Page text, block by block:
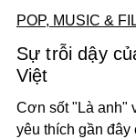
POP, MUSIC &
Sự trỗi dậy
Việt
Cơn sốt "Là anh"
yêu thích gần đây